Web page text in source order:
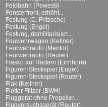
Feldbahn (Pewesti)
Fensterfront, erhöht...
Festung (C. Fritzsche)
Festung (Engel)
Festung, demilitarisiert...
Feuwehrwagen (Kellner)
Feürwehrauto (Mentor)
Feürwehrauto (Reuter)
Fiasko auf Rädern (Eichhorn)
Figuren-Steckspiel (Engel)
Figuren-Steckspiel (Reuter)
Flak (Kellner)
Flotter Flitzer (BWH)
Fluggerät ohne Propeller...
Flugversuchsgerät (Reuter)